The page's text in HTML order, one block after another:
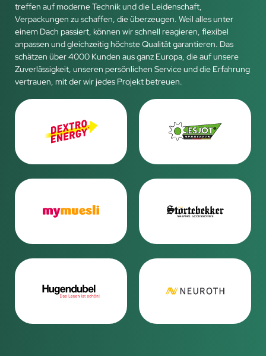
treffen auf moderne Technik und die Leidenschaft,
Verpackungen zu schaffen, die überzeugen. Weil alles unter
einem Dach passiert, können wir schnell reagieren, flexibel
anpassen und gleichzeitig höchste Qualität garantieren. Das
schätzen über 4000 Kunden aus ganz Europa, die auf unsere
Zuverlässigkeit, unseren persönlichen Service und die Erfahrung
vertrauen, mit der wir jedes Projekt betreuen.